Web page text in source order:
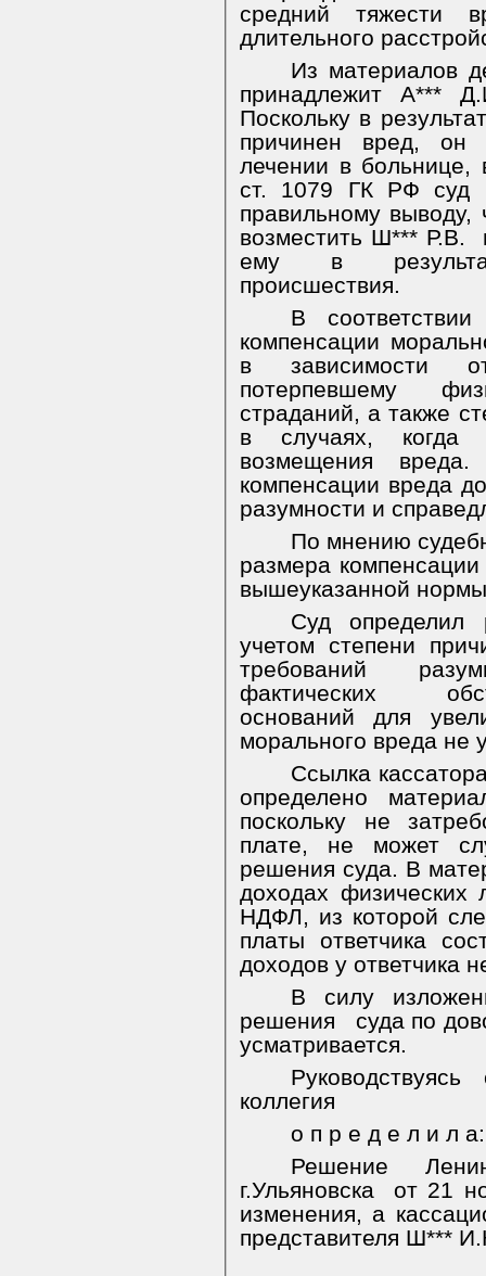
средний тяжести
длительного
Из материалов
принадлежит А***
Поскольку в
причинен вред, он
лечении в больнице,
ст. 1079 ГК РФ суд
правильному выводу,
возместить Ш*** Р.В.
ему в
происшествия.
В
компенсации
в зависимости
потерпевшему
страданий, а также
в случаях, когда
возмещения
компенсации вреда
разумности и
По мнению
размера
вышеуказанной
Суд определил
учетом степени
требований
фактических
оснований для
морального вреда не
Ссылка
определено
поскольку не
плате, не может
решения суда. В
доходах
НДФЛ, из которой
платы
ответчика
доходов у ответчика
В силу
решения
суда по
усматривается.
коллегия
о п р е д е л и л а:
Решение
г.Ульяновска
от 21
изменения, а
представителя Ш***